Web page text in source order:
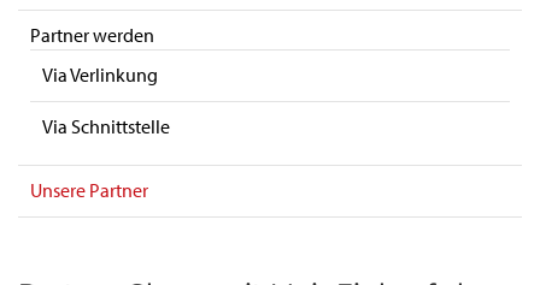
Partner werden
Via Verlinkung
Via Schnittstelle
Unsere Partner